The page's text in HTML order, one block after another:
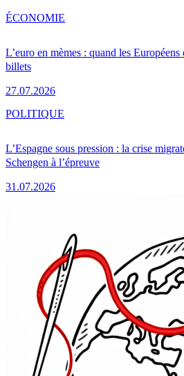
L’euro en mèmes : quand les
billets
27.07.2026
ÉCONOMIE
L’Espagne sous pression : la crise
Schengen à l’épreuve
31.07.2026
POLITIQUE